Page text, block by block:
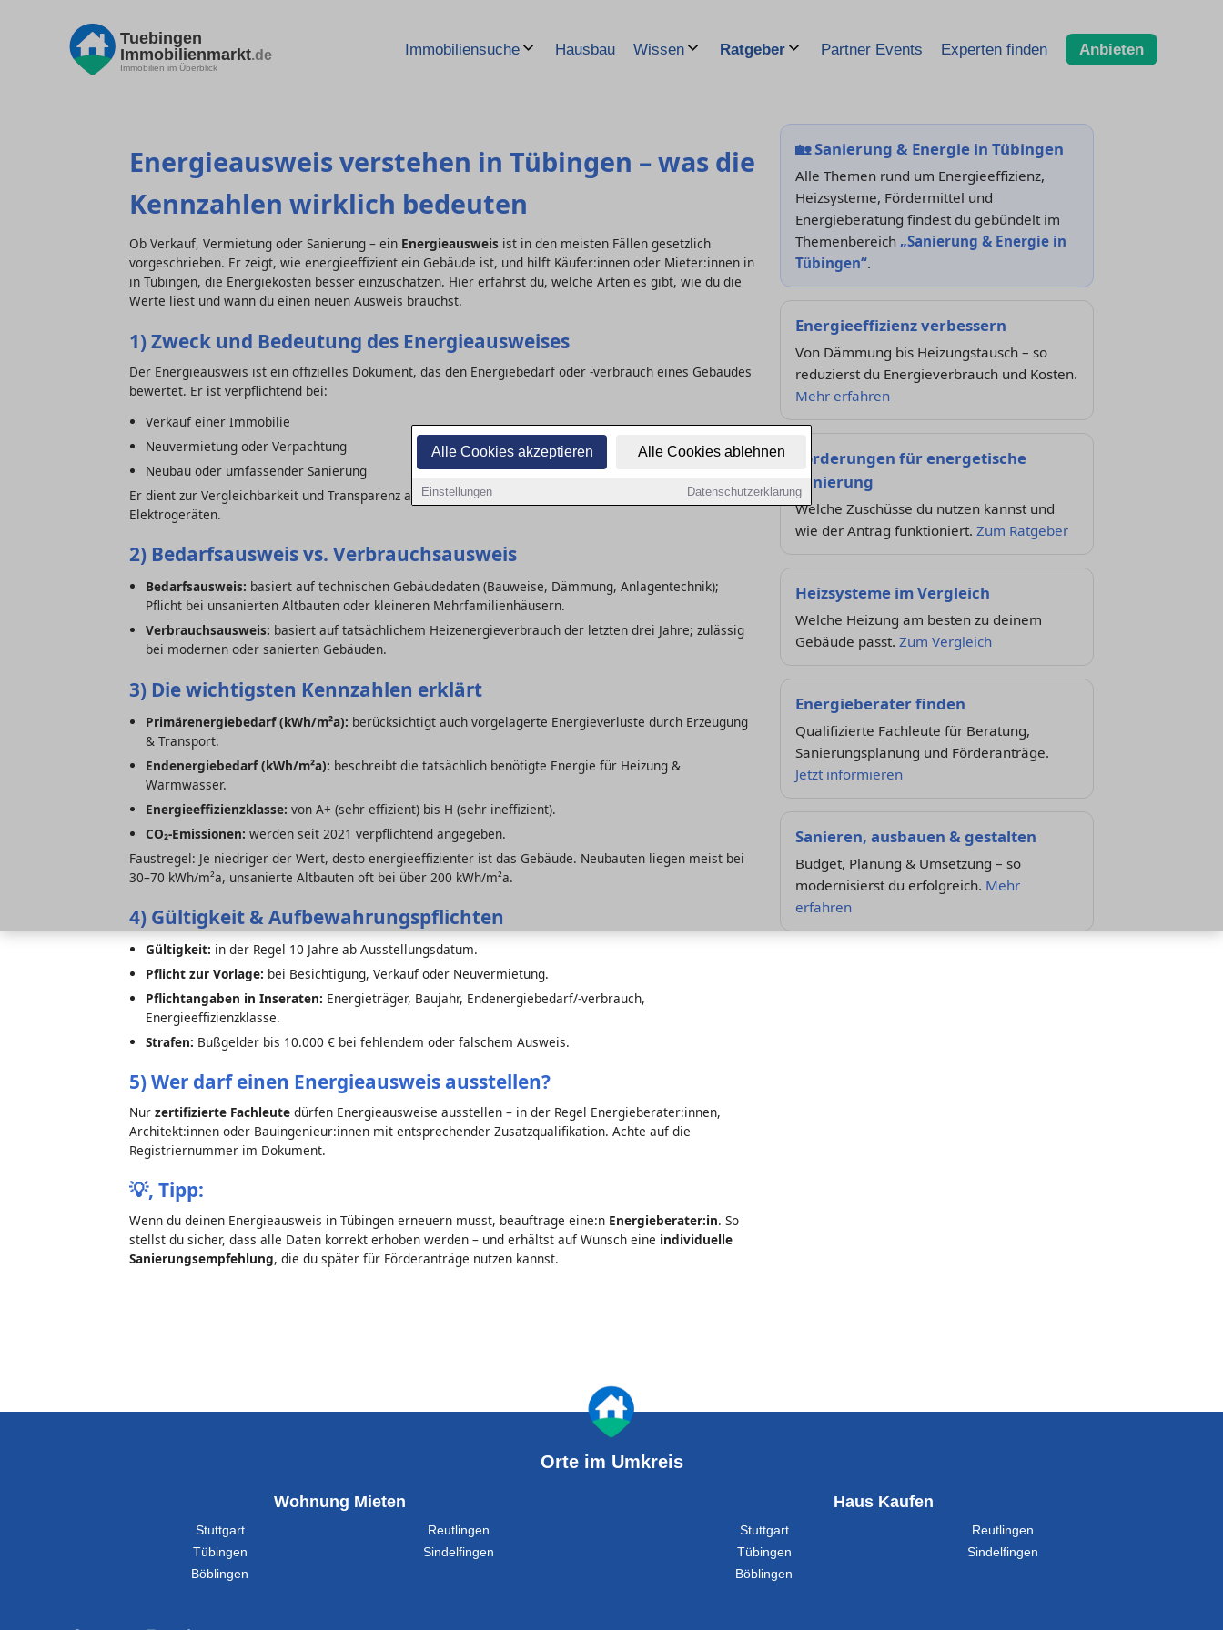
Alle Cookies akzeptieren Alle Cookies ablehnen
Einstellungen Datenschutzerklärung
Tuebingen
Immobilienmarkt.de
Immobilien im Überblick
Immobiliensuche Hausbau Wissen Ratgeber Partner Events Experten finden Anbieten
Energieausweis verstehen in Tübingen – was die
Kennzahlen wirklich bedeuten
Ob Verkauf, Vermietung oder Sanierung – ein Energieausweis ist in den meisten Fällen gesetzlich
vorgeschrieben. Er zeigt, wie energieeffizient ein Gebäude ist, und hilft Käufer:innen oder Mieter:innen in
in Tübingen, die Energiekosten besser einzuschätzen. Hier erfährst du, welche Arten es gibt, wie du die
Werte liest und wann du einen neuen Ausweis brauchst.
1) Zweck und Bedeutung des Energieausweises
Der Energieausweis ist ein offizielles Dokument, das den Energiebedarf oder -verbrauch eines Gebäudes
bewertet. Er ist verpflichtend bei:
Verkauf einer Immobilie
Neuvermietung oder Verpachtung
Neubau oder umfassender Sanierung
Er dient zur Vergleichbarkeit und Transparenz am Immobilienmarkt – ähnlich wie das Energielabel bei
Elektrogeräten.
2) Bedarfsausweis vs. Verbrauchsausweis
Bedarfsausweis: basiert auf technischen Gebäudedaten (Bauweise, Dämmung, Anlagentechnik);
Pflicht bei unsanierten Altbauten oder kleineren Mehrfamilienhäusern.
Verbrauchsausweis: basiert auf tatsächlichem Heizenergieverbrauch der letzten drei Jahre; zulässig
bei modernen oder sanierten Gebäuden.
3) Die wichtigsten Kennzahlen erklärt
Primärenergiebedarf (kWh/m²a): berücksichtigt auch vorgelagerte Energieverluste durch Erzeugung
& Transport.
Endenergiebedarf (kWh/m²a): beschreibt die tatsächlich benötigte Energie für Heizung &
Warmwasser.
Energieeffizienzklasse: von A+ (sehr effizient) bis H (sehr ineffizient).
CO₂-Emissionen: werden seit 2021 verpflichtend angegeben.
Faustregel: Je niedriger der Wert, desto energieeffizienter ist das Gebäude. Neubauten liegen meist bei
30–70 kWh/m²a, unsanierte Altbauten oft bei über 200 kWh/m²a.
4) Gültigkeit & Aufbewahrungspflichten
Gültigkeit: in der Regel 10 Jahre ab Ausstellungsdatum.
Pflicht zur Vorlage: bei Besichtigung, Verkauf oder Neuvermietung.
Pflichtangaben in Inseraten: Energieträger, Baujahr, Endenergiebedarf/-verbrauch,
Energieeffizienzklasse.
Strafen: Bußgelder bis 10.000 € bei fehlendem oder falschem Ausweis.
5) Wer darf einen Energieausweis ausstellen?
Nur zertifizierte Fachleute dürfen Energieausweise ausstellen – in der Regel Energieberater:innen,
Architekt:innen oder Bauingenieur:innen mit entsprechender Zusatzqualifikation. Achte auf die
Registriernummer im Dokument.
💡, Tipp:
Wenn du deinen Energieausweis in Tübingen erneuern musst, beauftrage eine:n Energieberater:in. So
stellst du sicher, dass alle Daten korrekt erhoben werden – und erhältst auf Wunsch eine individuelle
Sanierungsempfehlung, die du später für Förderanträge nutzen kannst.
🏡Sanierung & Energie in Tübingen
Alle Themen rund um Energieeffizienz,
Heizsysteme, Fördermittel und
Energieberatung findest du gebündelt im
Themenbereich „Sanierung & Energie in
Tübingen“.
Energieeffizienz verbessern
Von Dämmung bis Heizungstausch – so
reduzierst du Energieverbrauch und Kosten.
Mehr erfahren
Förderungen für energetische
Sanierung
Welche Zuschüsse du nutzen kannst und
wie der Antrag funktioniert. Zum Ratgeber
Heizsysteme im Vergleich
Welche Heizung am besten zu deinem
Gebäude passt. Zum Vergleich
Energieberater finden
Qualifizierte Fachleute für Beratung,
Sanierungsplanung und Förderanträge.
Jetzt informieren
Sanieren, ausbauen & gestalten
Budget, Planung & Umsetzung – so
modernisierst du erfolgreich. Mehr
erfahren
Orte im Umkreis
Wohnung Mieten
Stuttgart
Reutlingen
Tübingen
Sindelfingen
Böblingen
Haus Kaufen
Stuttgart
Reutlingen
Tübingen
Sindelfingen
Böblingen